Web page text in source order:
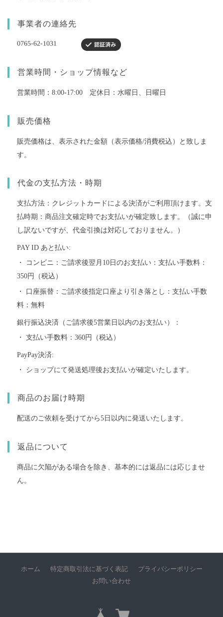
事業者の連絡先
営業時間・ショップ情報など
営業時間：8:00-17:00 定休日：水曜日、日曜日
販売価格
販売価格は、表示された金額（表示価格/消費税込）と致しま
す。
代金の支払方法・時期
支払方法：クレジットカードによる決済がご利用頂けます。支
払時期：商品注文確定時でお支払いが確定致します。（誠に申
し訳ないですが、代金引換は対応しておりません。）
PAY ID あと払い:
・ コンビニ：ご請求後翌月10日のお支払い：支払い手数料：
350円（税込）
・ 口座振替：ご請求後指定口座より引き落とし：支払い手数
料：無料
銀行振込決済（ご請求後5営業日以内のお支払い）：
・ 支払い手数料：360円（税込）
PayPay決済:
・ ショップにて発送処理後お支払いが確定いたします。
商品のお届け時期
配送のご依頼を受けてから5日以内に発送いたします。
返品について
商品に欠陥がある場合を除き、基本的には返品には応じませ
ん。
ホーム 特定商取引法に基づく表記
プライバシーポリシー
お問い合わせ